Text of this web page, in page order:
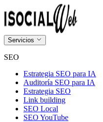
Servicios
SEO
Estrategia SEO para IA
Auditoría SEO para IA
Estrategia SEO
Link building
SEO Local
SEO YouTube